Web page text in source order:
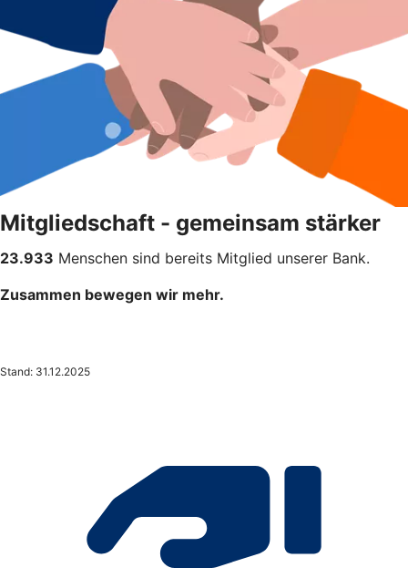
Mitgliedschaft - gemeinsam stärker
23.933 Menschen sind bereits Mitglied unserer Bank.
Zusammen bewegen wir mehr.
Stand: 31.12.2025